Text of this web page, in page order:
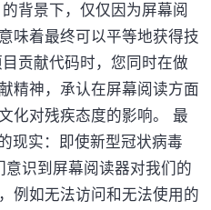
背景下，仅仅因为屏幕阅
味着最终可以平等地获得技
贡献代码时，您同时在做
精神，承认在屏幕阅读方面
化对残疾态度的影响。 最
现实：即使新型冠状病毒
意识到屏幕阅读器对我们的
例如无法访问和无法使用的